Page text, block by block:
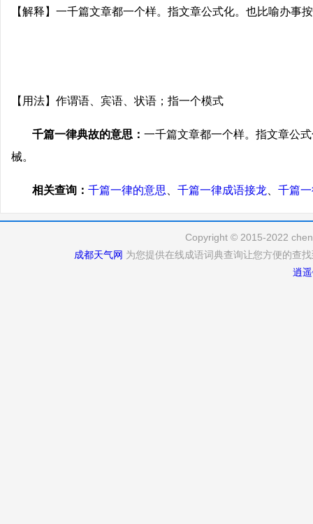
【解释】一千篇文章都一个样。指文章公式化。也比喻办事
【用法】作谓语、宾语、状语；指一个模式
千篇一律典故的意思： 一千篇文章都一个样。指文章公
械。
相关查询： 千篇一律的意思 千篇一律成语接龙 千篇
Copyright © 2015-2022
成都天气网 为您提供在线成语词典查询让您方便的查
逍